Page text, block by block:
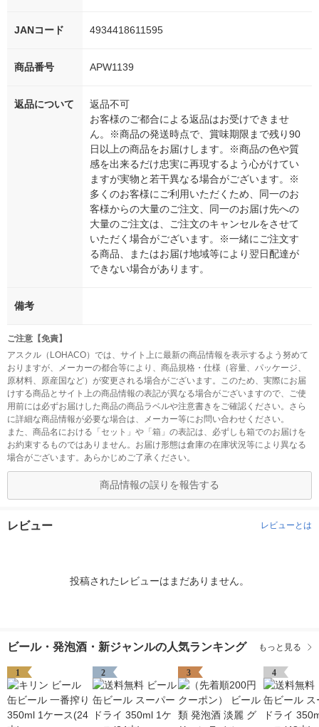
JANコード 4934418611595
商品番号 APW1139
返品について
返品不可
お客様のご都合による返品はお受けできませ
ん。※商品の発送時点で、賞味期限まで残り90
日以上の商品をお届けします。※商品の色や質
感を出来るだけ忠実に再現するよう心がけてい
ますが実物と若干異なる場合がございます。※
多くのお客様にご利用いただくため、同一のお
客様からの大量のご注文、同一のお届け先への
大量のご注文は、ご注文のキャンセルをさせて
いただく場合がございます。※一緒にご注文す
る商品、またはお届け地域等により翌日配達が
できない場合があります。
備考
ご注意【免責】
アスクル（LOHACO）では、サイト上に最新の商品情報を表示するよう努めて
おりますが、メーカーの都合等により、商品規格・仕様（容量、パッケージ、
原材料、原産国など）が変更される場合がございます。このため、実際にお届
けする商品とサイト上の商品情報の表記が異なる場合がございますので、ご使
用前には必ずお届けした商品の商品ラベルや注意書きをご確認ください。さら
に詳細な商品情報が必要な場合は、メーカー等にお問い合わせください。
また、商品名における「セット」や「箱」の表記は、必ずしも箱でのお届けを
お約束するものではありません。お届け形態は倉庫の在庫状況等により異なる
場合がございます。あらかじめご了承ください。
商品情報の誤りを報告する
レビュー レビューとは
投稿されたレビューはまだありません。
ビール・発泡酒・新ジャンルの人気ランキング もっと見る
1 2 3 4